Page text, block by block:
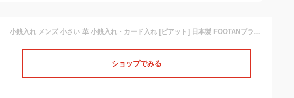
小銭入れ メンズ 小さい 革 小銭入れ・カード入れ [ピアット] 日本製 FOOTANブランド コインケース カードケース 小財布 財布 さいふ ポケット 大容量 ギフト プレゼント メンズ 紳士用 男性 おしゃれ 革 本革 牛革 国産 プレゼント 男性
ショップでみる